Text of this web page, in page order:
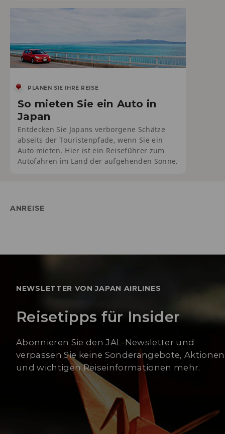
PLANEN SIE IHRE REISE
So mieten Sie ein Auto in
Japan
Entdecken Sie Japans verborgene Schätze
abseits der Touristenpfade, wenn Sie ein
Auto mieten. Hier ist ein Reiseführer zum
Autofahren im Land der aufgehenden Sonne.
ANREISE
NEWSLETTER VON JAPAN AIRLINES
Reisetipps für Insider
Abonnieren Sie den JAL-Newsletter und
verpassen Sie keine Sonderangebote, Aktionen
und wichtigen Reiseinformationen mehr.